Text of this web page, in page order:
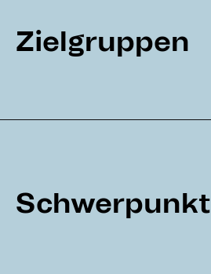
Zielgruppen
Schwerpunkt